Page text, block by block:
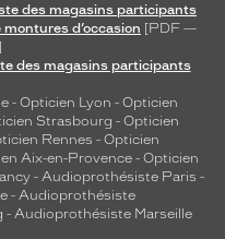
des magasins participants
d’occasion [PDF —
des magasins participants
- Opticien Lyon - Opticien
Strasbourg - Opticien
Rennes - Opticien
Aix-en-Provence - Opticien
- Audioprothésiste Paris -
- Audioprothésiste
- Audioprothésiste Marseille